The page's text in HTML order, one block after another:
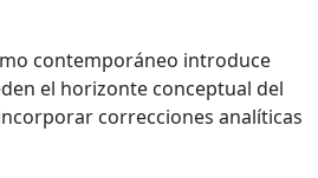
contemporáneo introduce
el horizonte conceptual del
correcciones analíticas